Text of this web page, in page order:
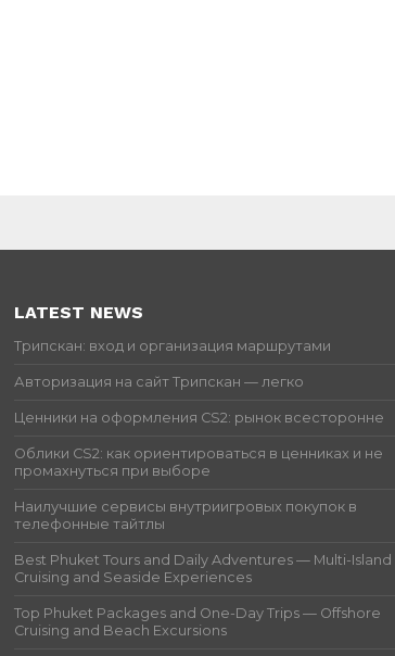
LATEST NEWS
Трипскан: вход и организация маршрутами
Авторизация на сайт Трипскан — легко
Ценники на оформления CS2: рынок всесторонне
Облики CS2: как ориентироваться в ценниках и не
промахнуться при выборе
Наилучшие сервисы внутриигровых покупок в
телефонные тайтлы
Best Phuket Tours and Daily Adventures — Multi-Island
Cruising and Seaside Experiences
Top Phuket Packages and One-Day Trips — Offshore
Cruising and Beach Excursions